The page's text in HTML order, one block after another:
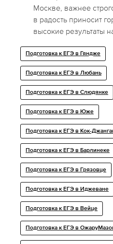
Москве, важнее
в радость приносит
высокие результаты
Подготовка к ЕГЭ в Гяндже
Подготовка к ЕГЭ в Любань
Подготовка к ЕГЭ в Слюдянке
Подготовка к ЕГЭ в Юже
Подготовка к ЕГЭ в Кок-
Подготовка к ЕГЭ в Барлинеке
Подготовка к ЕГЭ в Грязовце
Подготовка к ЕГЭ в Иджеване
Подготовка к ЕГЭ в Вейце
Подготовка к ЕГЭ в